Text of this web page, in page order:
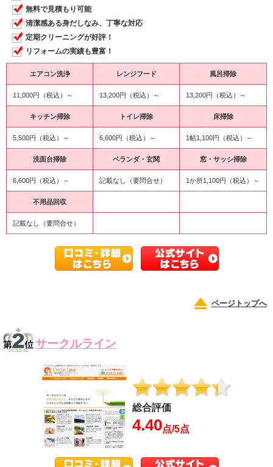
無料で見積もり可能
清潔感ある身だしなみ、丁寧な対応
定期クリーニングが好評！
リフォームの実績も豊富！
エアコン洗浄 レンジフード 風呂掃除
11,000円（税込）～ 13,200円（税込）～ 13,200円（税込）～
キッチン掃除 トイレ掃除 床掃除
5,500円（税込）～ 6,600円（税込）～ 1帖1,100円（税込）～
洗面台掃除 ベランダ・玄関 窓・サッシ掃除
6,600円（税込）～ 記載なし（要問合せ） 1か所1,100円（税込）～
不用品回収
記載なし（要問合せ）
ページトップへ
サークルライン
総合評価
4.40点/5点